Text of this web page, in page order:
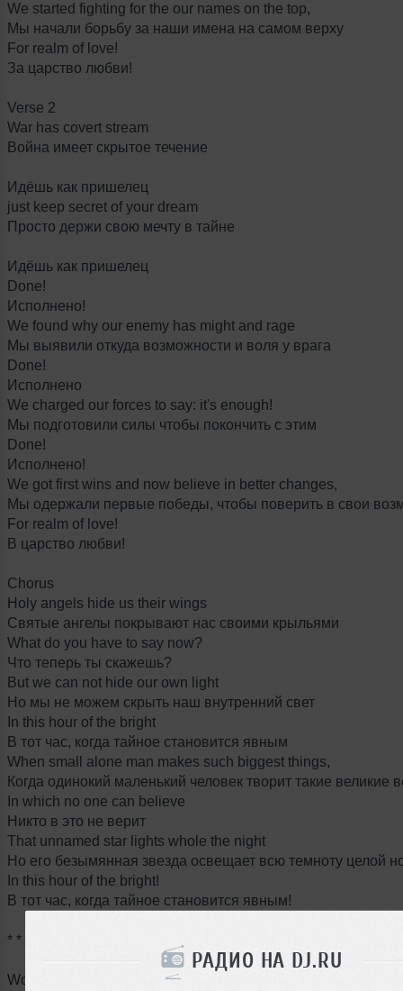
РАДИО НА DJ.RU
We started fighting for the our names on the top,
Мы начали борьбу за наши имена на самом верху
For realm of love!
За царство любви!
Verse 2
War has covert stream
Война имеет скрытое течение
Идёшь как пришелец
just keep secret of your dream
Просто держи свою мечту в тайне
Идёшь как пришелец
Done!
Исполнено!
We found why our enemy has might and rage
Мы выявили откуда возможности и воля у врага
Done!
Исполнено
We charged our forces to say: it's enough!
Мы подготовили силы чтобы покончить с этим
Done!
Исполнено!
We got first wins and now believe in better changes,
Мы одержали первые победы, чтобы поверить в свои
For realm of love!
В царство любви!
Chorus
Holy angels hide us their wings
Святые ангелы покрывают нас своими крыльями
What do you have to say now?
Что теперь ты скажешь?
But we can not hide our own light
Но мы не можем скрыть наш внутренний свет
In this hour of the bright
В тот час, когда тайное становится явным
When small alone man makes such biggest things,
Когда одинокий маленький человек творит такие великие
In which no one can believe
Никто в это не верит
That unnamed star lights whole the night
Но его безымянная звезда освещает всю темноту целой
In this hour of the bright!
В тот час, когда тайное становится явным!
* * *
WorldOfBrights Официальный Сайт & Веб-Радио: